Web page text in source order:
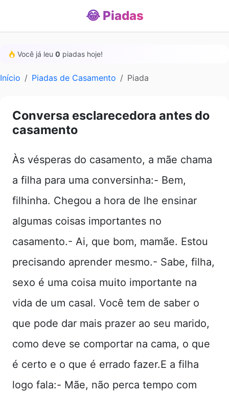
😂 Piadas
Você já leu 0 piadas hoje!
Início Piadas de Casamento Piada
Conversa esclarecedora antes do
casamento
Às vésperas do casamento, a mãe chama
a filha para uma conversinha:- Bem,
filhinha. Chegou a hora de lhe ensinar
algumas coisas importantes no
casamento.- Ai, que bom, mamãe. Estou
precisando aprender mesmo.- Sabe, filha,
sexo é uma coisa muito importante na
vida de um casal. Você tem de saber o
que pode dar mais prazer ao seu marido,
como deve se comportar na cama, o que
é certo e o que é errado fazer.E a filha
logo fala:- Mãe, não perca tempo com